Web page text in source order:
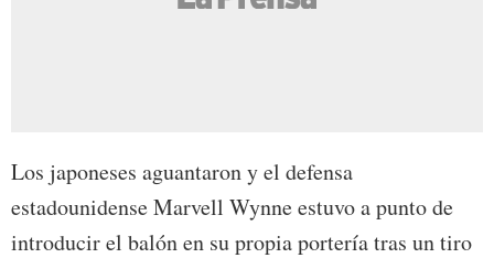
Los japoneses aguantaron y el defensa
estadounidense Marvell Wynne estuvo a punto de
introducir el balón en su propia portería tras un tiro